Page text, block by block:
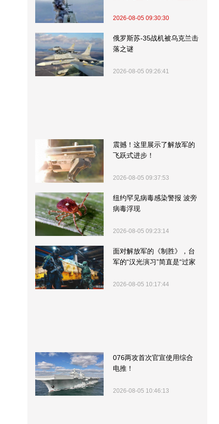
2026-08-05 09:30:30
俄罗斯苏-35战机被乌克兰击
落之谜
2026-08-05 09:26:41
震撼！这里展示了解放军的
飞跃式进步！
2026-08-05 09:37:53
纽约罕见病毒感染警报 波旁
病毒浮现
2026-08-05 09:23:14
面对解放军的《制胜》，台
军的“汉光演习”简直是“过家
2026-08-05 10:17:44
076两攻首次官宣使用综合
电推！
2026-08-05 10:46:13